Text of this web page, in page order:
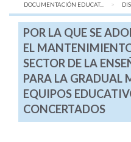
DOCUMENTACIÓN EDUCAT...
POR LA QUE SE
EL
SECTOR DE LA
PARA LA GRADUAL
EQUIPOS
CONCERTADOS